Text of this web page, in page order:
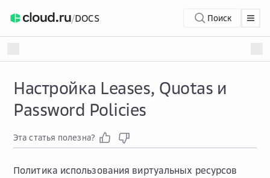
/DOCS Поиск
Настройка Leases, Quotas и
Password Policies
Эта статья полезна?
Политика использования виртуальных ресурсов